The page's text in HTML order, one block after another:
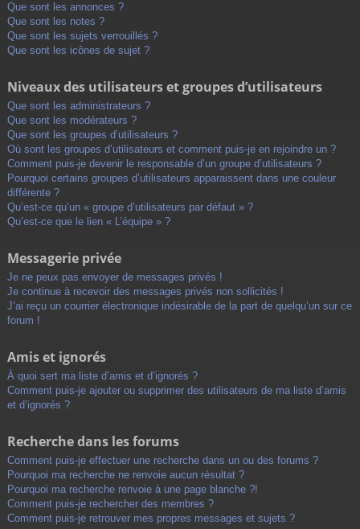
Que sont les annonces ?
Que sont les notes ?
Que sont les sujets verrouillés ?
Que sont les icônes de sujet ?
Niveaux des utilisateurs et groupes d’utilisateurs
Que sont les administrateurs ?
Que sont les modérateurs ?
Que sont les groupes d’utilisateurs ?
Où sont les groupes d’utilisateurs et comment puis-je en rejoindre un ?
Comment puis-je devenir le responsable d’un groupe d’utilisateurs ?
Pourquoi certains groupes d’utilisateurs apparaissent dans une couleur
différente ?
Qu’est-ce qu’un « groupe d’utilisateurs par défaut » ?
Qu’est-ce que le lien « L’équipe » ?
Messagerie privée
Je ne peux pas envoyer de messages privés !
Je continue à recevoir des messages privés non sollicités !
J’ai reçu un courrier électronique indésirable de la part de quelqu’un sur ce
forum !
Amis et ignorés
À quoi sert ma liste d’amis et d’ignorés ?
Comment puis-je ajouter ou supprimer des utilisateurs de ma liste d’amis
et d’ignorés ?
Recherche dans les forums
Comment puis-je effectuer une recherche dans un ou des forums ?
Pourquoi ma recherche ne renvoie aucun résultat ?
Pourquoi ma recherche renvoie à une page blanche ?!
Comment puis-je rechercher des membres ?
Comment puis-je retrouver mes propres messages et sujets ?